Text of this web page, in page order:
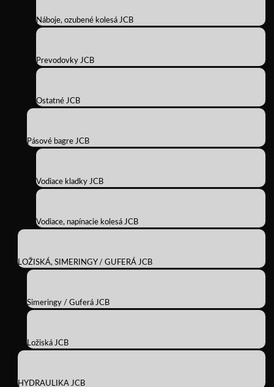
Náboje, ozubené kolesá JCB
Prevodovky JCB
Ostatné JCB
Pásové bagre JCB
Vodiace kladky JCB
Vodiace, napínacie kolesá JCB
LOŽISKÁ, SIMERINGY / GUFERÁ JCB
Simeringy / Guferá JCB
Ložiská JCB
HYDRAULIKA JCB